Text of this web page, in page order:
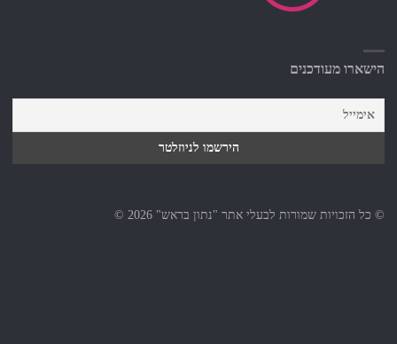
הישארו מעודכנים
© כל הזכויות שמורות לבעלי אתר "נתון בראש" 2026 ©